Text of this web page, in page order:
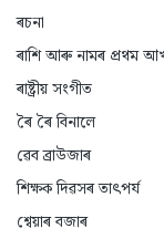
ৰচনা
ৰাশি আৰু নামৰ প্ৰথম
ৰাষ্ট্ৰীয় সংগীত
ৰৈ ৰৈ বিনালে
ৱেব ব্ৰাউজাৰ
শিক্ষক দিৱসৰ তাৎপর্য
শ্বেয়াৰ বজাৰ